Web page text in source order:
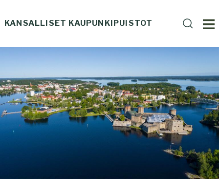
toKANSALLISET KAUPUNKIPUISTOT Haku
Haku